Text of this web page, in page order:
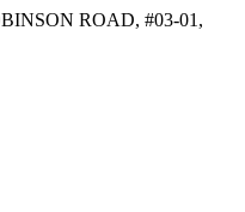
ROAD, #03-01,